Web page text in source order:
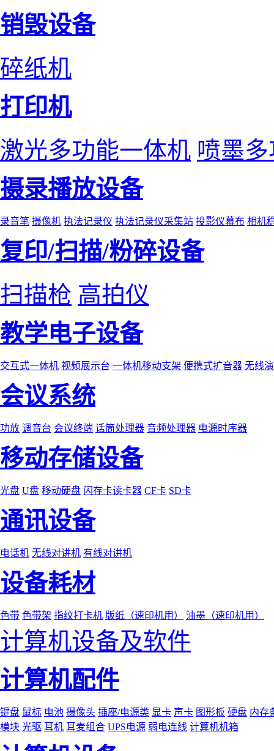
销毁设备
碎纸机
打印机
激光多功能一体机 喷墨
摄录播放设备
录音笔 摄像机 执法记录仪 执法记录仪采集站 投影仪幕布 相机
复印/扫描/粉碎设备
扫描枪 高拍仪
教学电子设备
交互式一体机 视频展示台 一体机移动支架 便携式扩音器 无线
会议系统
功放 调音台 会议终端 话筒处理器 音频处理器 电源时序器
移动存储设备
光盘 U盘 移动硬盘 闪存卡读卡器 CF卡 SD卡
通讯设备
电话机 无线对讲机 有线对讲机
设备耗材
色带 色带架 指纹打卡机 版纸（速印机用） 油墨（速印机用）
计算机设备及软件
计算机配件
键盘 鼠标 电池 摄像头 插座/电源类 显卡 声卡 图形板 硬盘 内存
模块 光驱 耳机 耳麦组合 UPS电源 弱电连线 计算机机箱